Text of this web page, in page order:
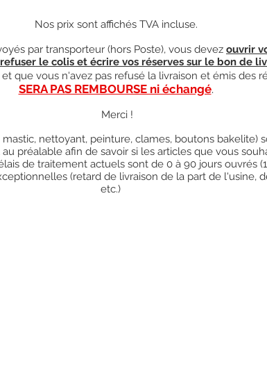
Nos prix sont affichés TVA incluse.
par transporteur (hors Poste), vous devez ouvrir
refuser le colis et écrire vos réserves sur le bon de
que vous n'avez pas refusé la livraison et émis des
SERA PAS REMBOURSE ni échangé.
Merci !
nettoyant, peinture, clames, boutons bakelite)
préalable afin de savoir si les articles que vous
de traitement actuels sont de 0 à 90 jours ouvrés
(retard de livraison de la part de l'usine,
etc.)